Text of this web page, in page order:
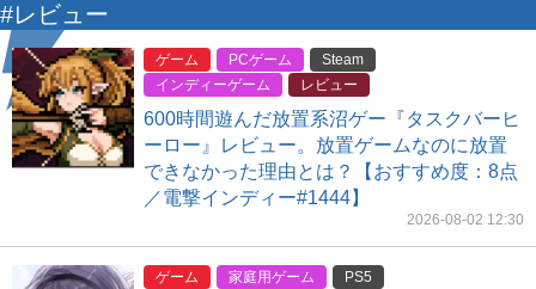
#レビュー
ゲーム PCゲーム
Steam
インディーゲーム
レビュー
600時間遊んだ放置系沼ゲー『タスクバーヒ
ーロー』レビュー。放置ゲームなのに放置
できなかった理由とは？【おすすめ度：8点
／電撃インディー#1444】
2026-08-02 12:30
ゲーム 家庭用ゲーム
PS5